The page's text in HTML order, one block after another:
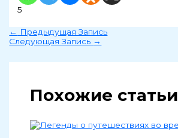
5
← Предыдущая Запись
Следующая Запись →
Похожие статьи